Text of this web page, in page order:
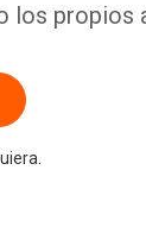
los propios